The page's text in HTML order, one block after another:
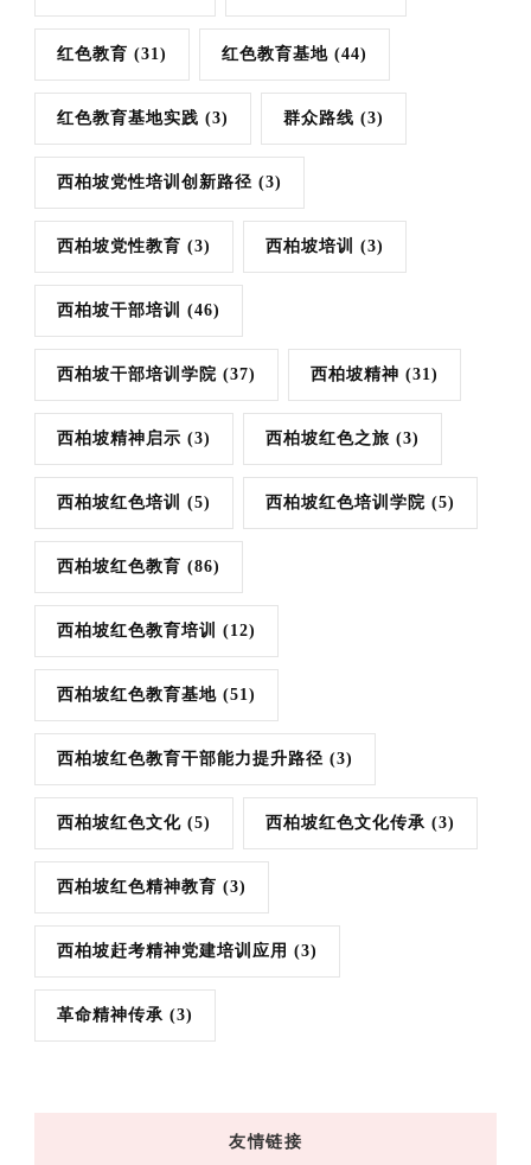
红色教育 (31) 红色教育基地 (44)
红色教育基地实践 (3) 群众路线 (3)
西柏坡党性培训创新路径 (3)
西柏坡党性教育 (3) 西柏坡培训 (3)
西柏坡干部培训 (46)
西柏坡干部培训学院 (37) 西柏坡精神 (31)
西柏坡精神启示 (3) 西柏坡红色之旅 (3)
西柏坡红色培训 (5) 西柏坡红色培训学院 (5)
西柏坡红色教育 (86)
西柏坡红色教育培训 (12)
西柏坡红色教育基地 (51)
西柏坡红色教育干部能力提升路径 (3)
西柏坡红色文化 (5) 西柏坡红色文化传承 (3)
西柏坡红色精神教育 (3)
西柏坡赶考精神党建培训应用 (3)
革命精神传承 (3)
友情链接